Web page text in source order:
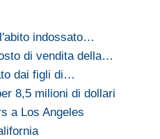
indossato…
di vendita della…
dai figli di…
8,5 milioni di dollari
a Los Angeles